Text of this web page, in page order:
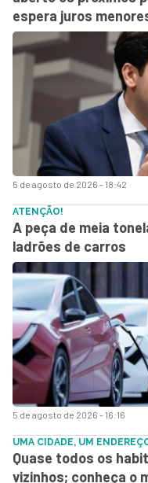
5 de agosto de 2026 - 18:42
espera juros
5 de agosto de 2026 - 16:16
ATENÇÃO!
A peça de meia
ladrões de carros
UMA CIDADE, UM
Quase todos os
vizinhos; conheça o